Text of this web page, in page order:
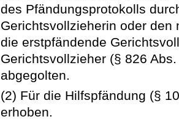
des Pfändungsprotokolls
Gerichtsvollzieherin oder
die erstpfändende
Gerichtsvollzieher (§ 826
abgegolten.
(2) Für die Hilfspfändung (§
erhoben.